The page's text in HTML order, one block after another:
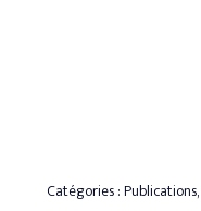
Catégories :Publications,